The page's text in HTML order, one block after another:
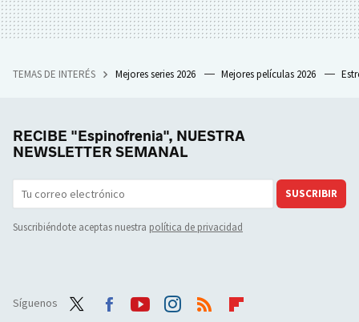
TEMAS DE INTERÉS Mejores series 2026 Mejores películas 2026
RECIBE "Espinofrenia", NUESTRA
NEWSLETTER SEMANAL
SUSCRIBIR
Suscribiéndote aceptas nuestra política de privacidad
Síguenos